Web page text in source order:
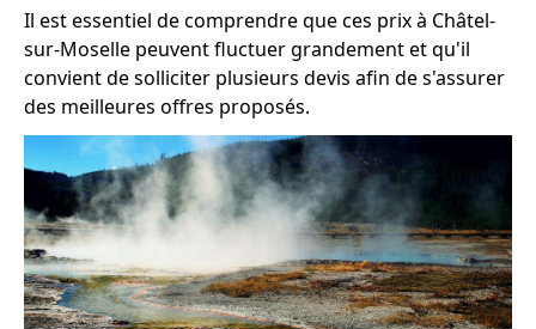
Il est essentiel de comprendre que ces prix à Châtel-
sur-Moselle peuvent fluctuer grandement et qu'il
convient de solliciter plusieurs devis afin de s'assurer
des meilleures offres proposés.